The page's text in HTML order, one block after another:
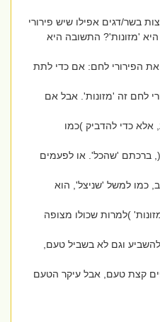
דגים אפילו שיש פירורי
'מזונות'? התשובה היא
הפירורי לחם: אם כדי לתת
לחם זה 'מזונות'. אבל אם
כדי להדביק )כמו
'שהכל'. או לפעמים
כמו למשל 'שניצל', הוא
)למרות שכולו מצופה
וגם לא בשביל טעם,
קצת טעם, אבל עיקר הטעם